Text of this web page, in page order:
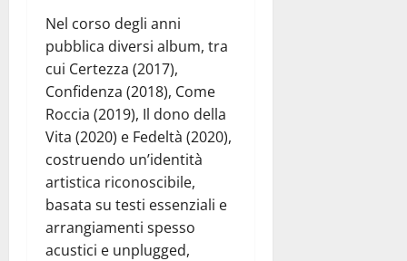
Nel corso degli anni
pubblica diversi album, tra
cui Certezza (2017),
Confidenza (2018), Come
Roccia (2019), Il dono della
Vita (2020) e Fedeltà (2020),
costruendo un’identità
artistica riconoscibile,
basata su testi essenziali e
arrangiamenti spesso
acustici e unplugged,